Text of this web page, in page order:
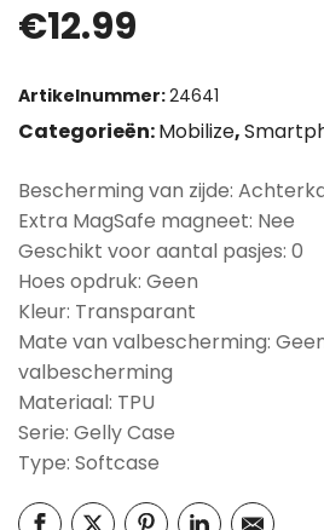
€12.99
Artikelnummer:24641
Categorieën:Mobilize,
Bescherming van zijde:
Extra MagSafe magneet: Nee
Geschikt voor aantal pasjes: 0
Hoes opdruk: Geen
Kleur: Transparant
Mate van valbescherming:
valbescherming
Materiaal: TPU
Serie: Gelly Case
Type: Softcase